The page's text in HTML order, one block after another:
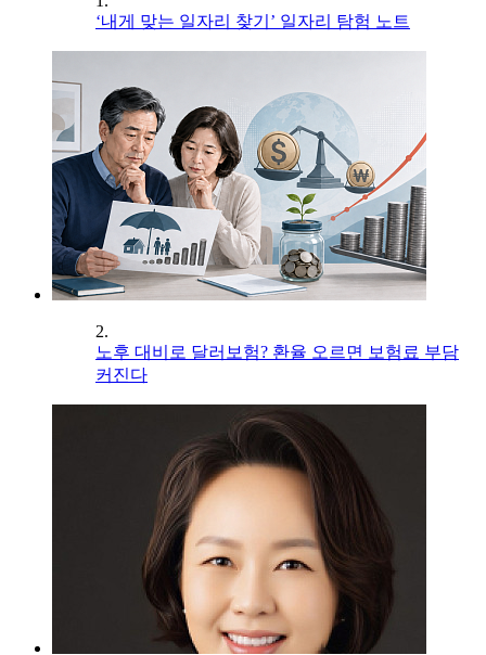
‘내게 맞는 일자리 찾기’ 일자리 탐험 노트
2.
노후 대비로 달러보험? 환율 오르면 보험료 부담
커진다